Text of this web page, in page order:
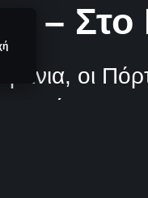
– Στο
οι
Μέμφις